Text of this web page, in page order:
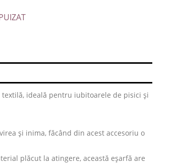
ideală pentru iubitoarele de pisici și
și inima, făcând din acest accesoriu o
plăcut la atingere, această eșarfă are